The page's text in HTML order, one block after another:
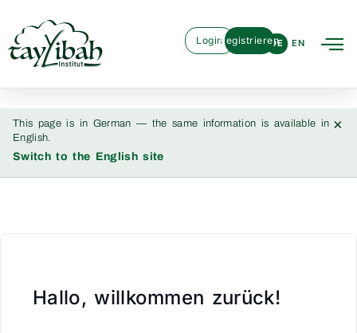
DE EN
LoginRegistrieren
This page is in German — the same information is available in
English.
Switch to the English site
×
Hallo, willkommen zurück!